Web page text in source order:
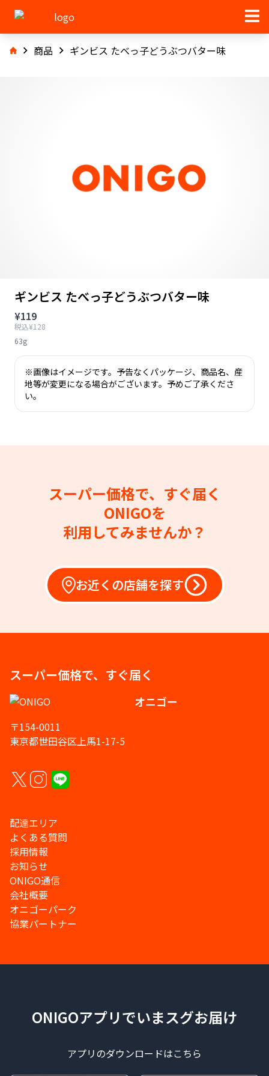
商品 ギンビス たべっ子どうぶつバター味
ギンビス たべっ子どうぶつバター味
¥119
税込¥128
63g
※画像はイメージです。予告なくパッケージ、商品名、産
地等が変更になる場合がございます。予めご了承くださ
い。
スーパー価格で、すぐ届く
ONIGOを
利用してみませんか？
お近くの店舗を探す
スーパー価格で、すぐ届く
オニゴー
〒154-0011
東京都世田谷区上馬1-17-5
配達エリア
よくある質問
採用情報
お知らせ
ONIGO通信
会社概要
オニゴーパーク
協業パートナー
ONIGOアプリでいまスグお届け
アプリのダウンロードはこちら